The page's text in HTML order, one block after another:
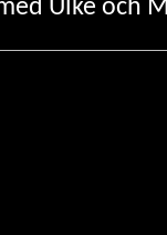
Ulke och